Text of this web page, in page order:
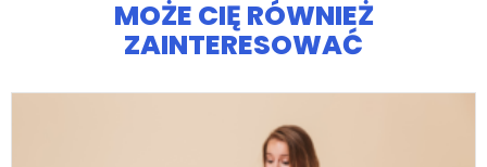
MOŻE CIĘ RÓWNIEŻ
ZAINTERESOWAĆ